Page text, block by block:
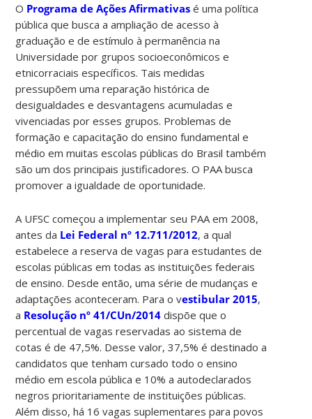
O Programa de Ações Afirmativas é uma política
pública que busca a ampliação de acesso à
graduação e de estímulo à permanência na
Universidade por grupos socioeconômicos e
etnicorraciais específicos. Tais medidas
pressupõem uma reparação histórica de
desigualdades e desvantagens acumuladas e
vivenciadas por esses grupos. Problemas de
formação e capacitação do ensino fundamental e
médio em muitas escolas públicas do Brasil também
são um dos principais justificadores. O PAA busca
promover a igualdade de oportunidade.
A UFSC começou a implementar seu PAA em 2008,
antes da Lei Federal nº 12.711/2012, a qual
estabelece a reserva de vagas para estudantes de
escolas públicas em todas as instituições federais
de ensino. Desde então, uma série de mudanças e
adaptações aconteceram. Para o vestibular 2015,
a Resolução nº 41/CUn/2014 dispõe que o
percentual de vagas reservadas ao sistema de
cotas é de 47,5%. Desse valor, 37,5% é destinado a
candidatos que tenham cursado todo o ensino
médio em escola pública e 10% a autodeclarados
negros prioritariamente de instituições públicas.
Além disso, há 16 vagas suplementares para povos